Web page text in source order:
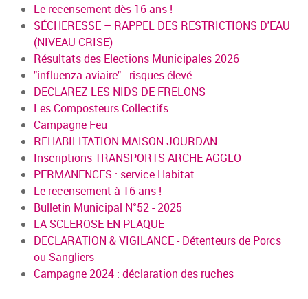
Le recensement dès 16 ans !
SÉCHERESSE – RAPPEL DES RESTRICTIONS D'EAU
(NIVEAU CRISE)
Résultats des Elections Municipales 2026
"influenza aviaire" - risques élevé
DECLAREZ LES NIDS DE FRELONS
Les Composteurs Collectifs
Campagne Feu
REHABILITATION MAISON JOURDAN
Inscriptions TRANSPORTS ARCHE AGGLO
PERMANENCES : service Habitat
Le recensement à 16 ans !
Bulletin Municipal N°52 - 2025
LA SCLEROSE EN PLAQUE
DECLARATION & VIGILANCE - Détenteurs de Porcs
ou Sangliers
Campagne 2024 : déclaration des ruches